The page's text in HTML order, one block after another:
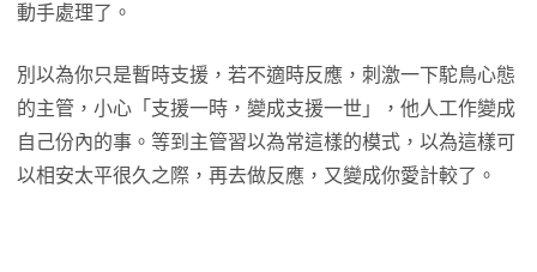
動手處理了。
別以為你只是暫時支援，若不適時反應，刺激一下駝鳥心態
的主管，小心「支援一時，變成支援一世」，他人工作變成
自己份內的事。等到主管習以為常這樣的模式，以為這樣可
以相安太平很久之際，再去做反應，又變成你愛計較了。